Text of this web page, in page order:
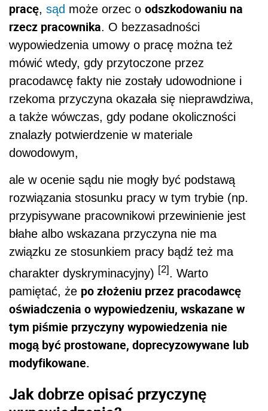
pracę, sąd może orzec o odszkodowaniu na
rzecz pracownika. O bezzasadności
wypowiedzenia umowy o pracę można też
mówić wtedy, gdy przytoczone przez
pracodawcę fakty nie zostały udowodnione i
rzekoma przyczyna okazała się nieprawdziwa,
a także wówczas, gdy podane okoliczności
znalazły potwierdzenie w materiale
dowodowym,
ale w ocenie sądu nie mogły być podstawą
rozwiązania stosunku pracy w tym trybie (np.
przypisywane pracownikowi przewinienie jest
błahe albo wskazana przyczyna nie ma
związku ze stosunkiem pracy bądź też ma
charakter dyskryminacyjny) [2]. Warto
pamiętać, że po złożeniu przez pracodawcę
oświadczenia o wypowiedzeniu, wskazane w
tym piśmie przyczyny wypowiedzenia nie
mogą być prostowane, doprecyzowywane lub
modyfikowane.
Jak dobrze opisać przyczynę